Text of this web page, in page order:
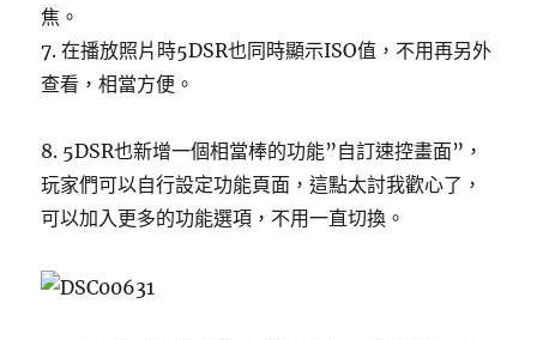
焦。
7. 在播放照片時5DSR也同時顯示ISO值，不用再另外
查看，相當方便。
8. 5DSR也新增一個相當棒的功能”自訂速控畫面”，
玩家們可以自行設定功能頁面，這點太討我歡心了，
可以加入更多的功能選項，不用一直切換。